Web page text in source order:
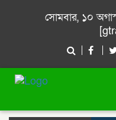
সোমবার, ১০